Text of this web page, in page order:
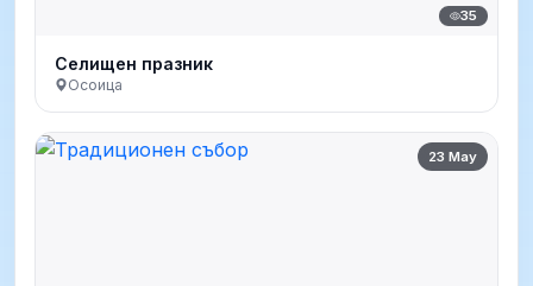
35
Селищен празник
Осоица
23 May